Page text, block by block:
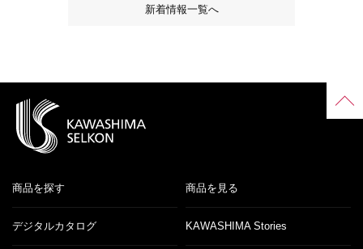
新着情報一覧へ
商品を探す 商品を見る
デジタルカタログ KAWASHIMA Stories